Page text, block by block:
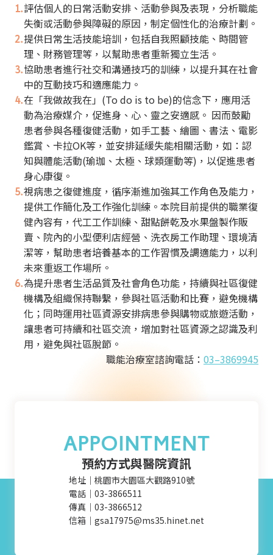
收費標準
住院服務
文件申請
補助申請
嚴重病人強制治療
聯絡我們
評估個人的日常活動安排、活動參與及表現，分析職能
失衡或活動參與障礙的原因，制定個性化的治療計劃。
提供日常生活技能培訓，包括自我照顧技能、時間管
理、財務管理等，以幫助患者重新獨立生活。
協助患者進行社交和溝通技巧的訓練，以提升其在社會
中的互動技巧和適應能力。
在「我做故我在」(To do is to be)的信念下，應用活
動為治療媒介，促進身、心、靈之安適感。 因而鼓勵
患者參與各種復健活動，如手工藝、繪圖、書法、電影
鑑賞、卡拉OK等，並安排延緩失能相關活動，如：認
知與體能活動(瑜珈、太極、球類運動等)，以促進患者
身心康復。
視病患之復健進度，循序漸進加強其工作角色及能力，
提供工作簡化及工作強化訓練。本院目前提供的職業復
健內容有，代工工作訓練、甜點餅乾及水果盤製作販
賣、院內的小型便利店經營、洗衣房工作助理、環境清
潔等，幫助患者培養基本的工作習慣及調適能力，以利
未來重返工作場所。
為提升患者生活品質及社會角色功能，持續與社區復健
機構及組織保持聯繫，參與社區活動和比賽，避免機構
化；同時運用社區資源安排病患參與購物或旅遊活動，
讓患者可持續和社區交流，增加對社區資源之認識及利
用，避免與社區脫節。
職能治療室諮詢電話： 03–3869945
APPOINTMENT
預約方式與醫院資訊
地址｜桃園市大園區大觀路910號
電話｜03-3866511
傳真｜03-3866512
信箱｜gsa17975@ms35.hinet.net